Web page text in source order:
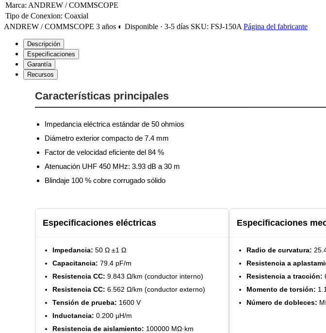
Marca: ANDREW / COMMSCOPE
Tipo de Conexion: Coaxial
ANDREW / COMMSCOPE 3 años ◐ Disponible · 3-5 días SKU: FSJ-150A Página del fabricante
Descripción
Especificaciones
Garantía
Recursos
Características principales
Impedancia eléctrica estándar de 50 ohmios
Diámetro exterior compacto de 7.4 mm
Factor de velocidad eficiente del 84 %
Atenuación UHF 450 MHz: 3.93 dB a 30 m
Blindaje 100 % cobre corrugado sólido
Especificaciones eléctricas
Impedancia: 50 Ω ±1 Ω
Capacitancia: 79.4 pF/m
Resistencia CC: 9.843 Ω/km (conductor interno)
Resistencia CC: 6.562 Ω/km (conductor externo)
Tensión de prueba: 1600 V
Inductancia: 0.200 µH/m
Resistencia de aislamiento: 100000 MΩ·km
Especificaciones
Radio de curvatura:
Resistencia a
Resistencia a tracción:
Momento de torsión:
Número de dobleces: